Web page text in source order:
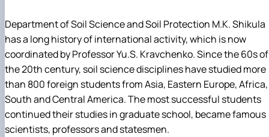
ОПП "Агрохімія і грунтознавство"
Постерні презентації магістрів кафедри
Навчально-науково-виробничі лабораторії
Інструктаж з безпеки життєдіяльності учасників
освітнього процесу в умовах воєн…
Department of Soil Science and Soil Protection M.K. Shikula
has a long history of international activity, which is now
coordinated by Professor Yu.S. Kravchenko. Since the 60s of
the 20th century, soil science disciplines have studied more
than 800 foreign students from Asia, Eastern Europe, Africa,
South and Central America. The most successful students
continued their studies in graduate school, became famous
scientists, professors and statesmen.